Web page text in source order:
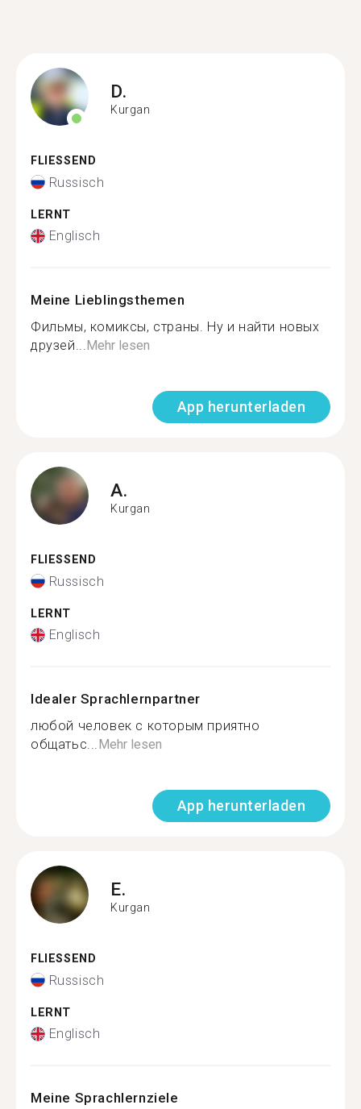
D.
Kurgan
FLIESSEND
Russisch
LERNT
Englisch
Meine Lieblingsthemen
Фильмы, комиксы, страны. Ну и найти новых
друзей...Mehr lesen
App herunterladen
A.
Kurgan
FLIESSEND
Russisch
LERNT
Englisch
Idealer Sprachlernpartner
любой человек с которым приятно
общатьс...Mehr lesen
App herunterladen
E.
Kurgan
FLIESSEND
Russisch
LERNT
Englisch
Meine Sprachlernziele